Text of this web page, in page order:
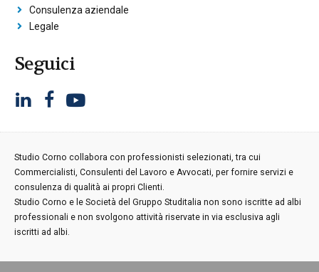
Consulenza aziendale
Legale
Seguici
Studio Corno collabora con professionisti selezionati, tra cui
Commercialisti, Consulenti del Lavoro e Avvocati, per fornire servizi e
consulenza di qualità ai propri Clienti.
Studio Corno e le Società del Gruppo Studitalia non sono iscritte ad albi
professionali e non svolgono attività riservate in via esclusiva agli
iscritti ad albi.